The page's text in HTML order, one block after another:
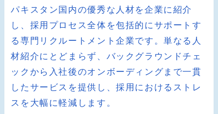
パキスタン国内の優秀な人材を企業に紹介
し、採用プロセス全体を包括的にサポートす
る専門リクルートメント企業です。単なる人
材紹介にとどまらず、バックグラウンドチェ
ックから入社後のオンボーディングまで一貫
したサービスを提供し、採用におけるストレ
スを大幅に軽減します。